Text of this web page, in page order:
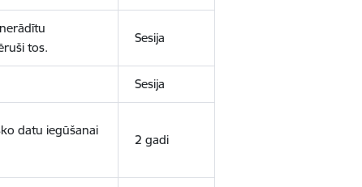
tos.
Sesija
Sesija
datu iegūšanai
2 gadi